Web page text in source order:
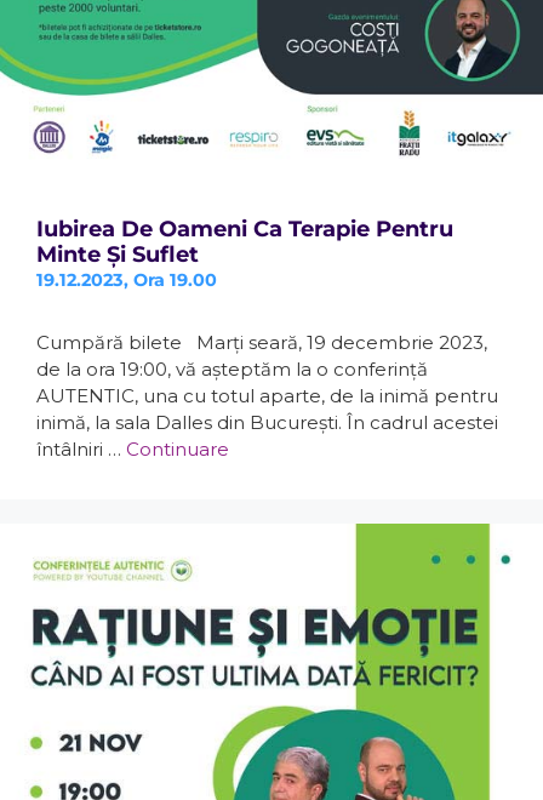
Iubirea De Oameni Ca Terapie Pentru
Minte Și Suflet
19.12.2023, Ora 19.00
Cumpără bilete Marți seară, 19 decembrie 2023,
de la ora 19:00, vă așteptăm la o conferință
AUTENTIC, una cu totul aparte, de la inimă pentru
inimă, la sala Dalles din București. În cadrul acestei
întâlniri … Continuare